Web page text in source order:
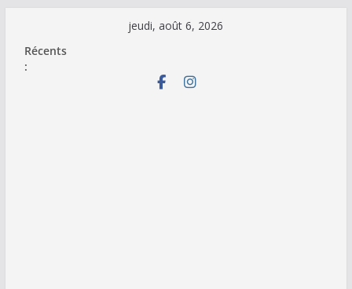
contenu
jeudi, août 6, 2026
Récents
: